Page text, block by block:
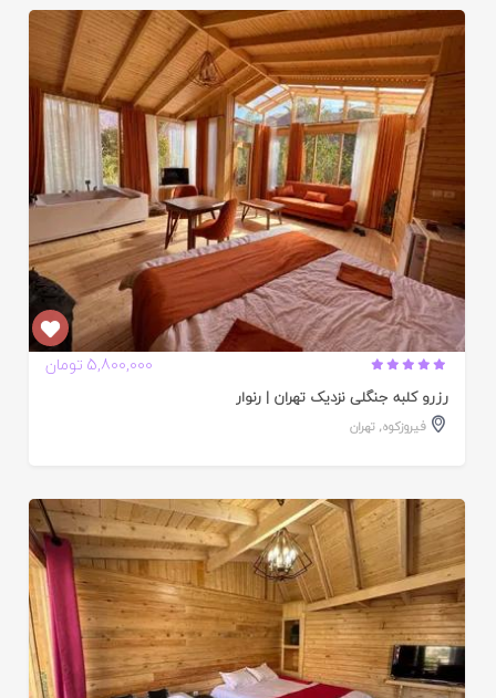
5,800,000 تومان
رزرو کلبه جنگلی نزدیک تهران | رنوار
فیروزکوه,تهران